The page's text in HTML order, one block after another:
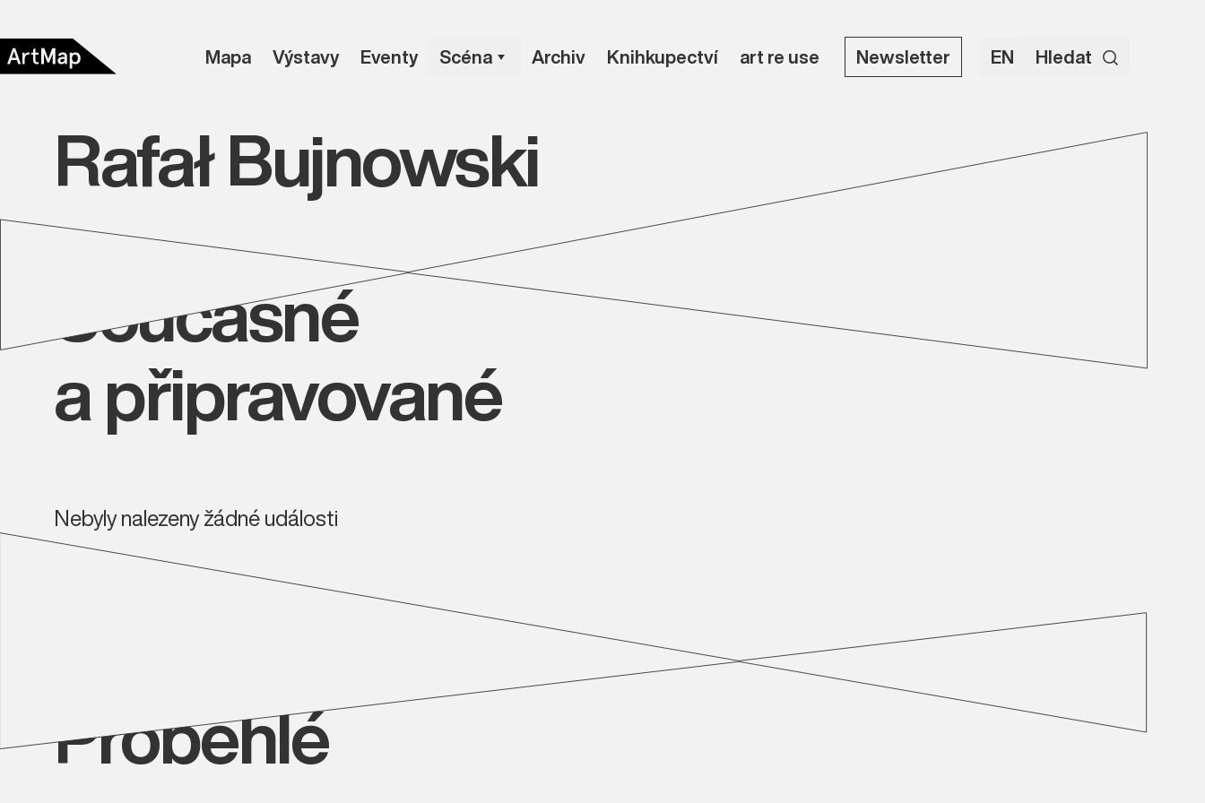
Mapa Výstavy Eventy Scéna Archiv Knihkupectví art re use Newsletter EN Hledat
Rafał Bujnowski
Současné
a připravované
Nebyly nalezeny žádné události
Proběhlé